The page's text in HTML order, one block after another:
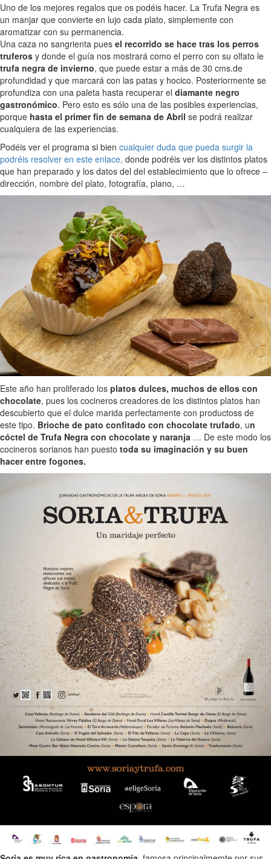
Uno de los mejores regalos que os podéis hacer. La Trufa Negra es
un manjar que convierte en lujo cada plato, simplemente con
aromatizar con su permanencia.
Una caza no sangrienta pues el recorrido se hace tras los perros
truferos y donde el guía nos mostrará como el perro con su olfato le
trufa negra de invierno, que puede estar a más de 30 cms.de
profundidad y que marcará con las patas y hocico. Posteriormente se
profundiza con una paleta hasta recuperar el diamante negro
gastronómico. Pero esto es sólo una de las posibles experiencias,
porque hasta el primer fin de semana de Abril se podrá realizar
cualquiera de las experiencias.
Podéis ver el programa si bien cualquier duda que pueda surgir la
podréis resolver en este enlace, donde podréis ver los distintos platos
que han preparado y los datos del del establecimiento que lo ofrece –
dirección, nombre del plato, fotografía, plano, …
Este año han proliferado los platos dulces, muchos de ellos con
chocolate, pues los cocineros creadores de los distintos platos han
descubierto que el dulce marida perfectamente con productoss de
este tipo. Brioche de pato confitado con chocolate trufado, un
cóctel de Trufa Negra con chocolate y naranja … De este modo los
cocineros sorianos han puesto toda su imaginación y su buen
hacer entre fogones.